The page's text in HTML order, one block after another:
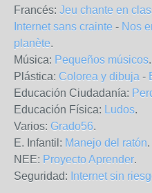
Francés: Jeu chante en
Internet sans crainte - Nos
planète.
Música: Pequeños músicos.
Plástica: Colorea y dibuja -
Educación Ciudadanía:
Educación Física: Ludos.
Varios: Grado56.
E. Infantil: Manejo del ratón.
NEE: Proyecto Aprender.
Seguridad: Internet sin